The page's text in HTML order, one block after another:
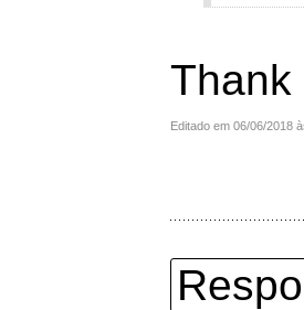
Thank
Editado em 06/06/2018